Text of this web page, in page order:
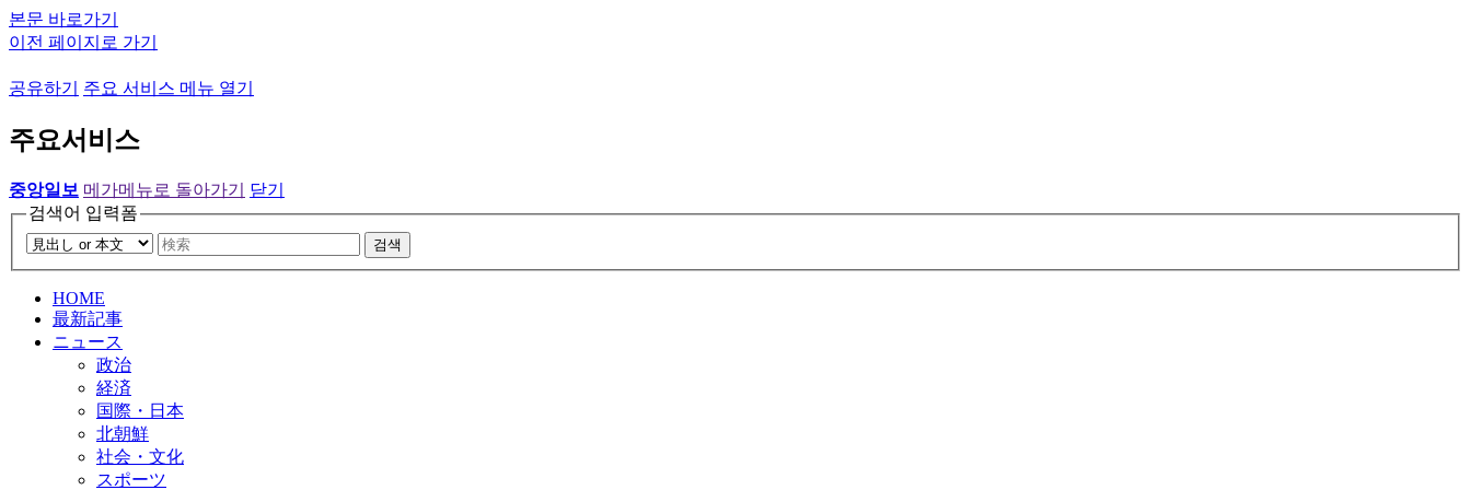
본문 바로가기
이전 페이지로 가기
공유하기 주요 서비스 메뉴 열기
주요서비스
중앙일보 메가메뉴로 돌아가기
닫기
검색어 입력폼
검색
HOME
最新記事
ニュース
政治
経済
国際・日本
北朝鮮
社会・文化
スポーツ